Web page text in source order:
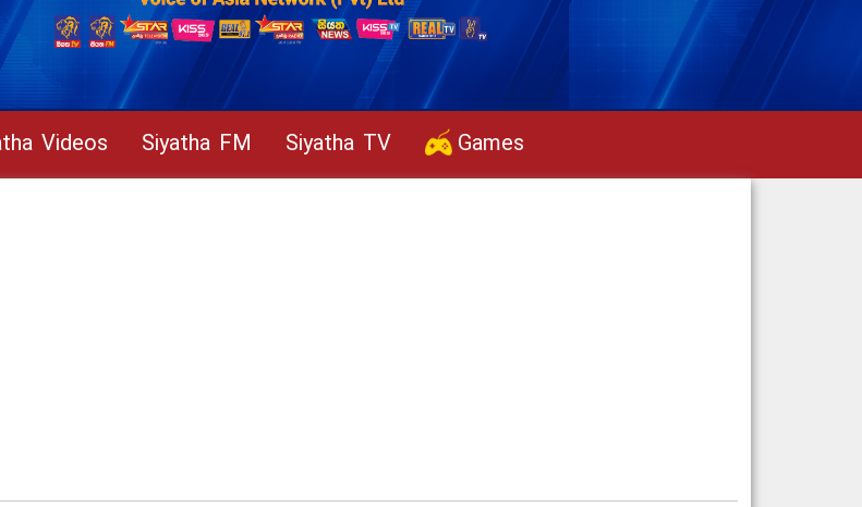
Videos Siyatha FM Siyatha TV Games